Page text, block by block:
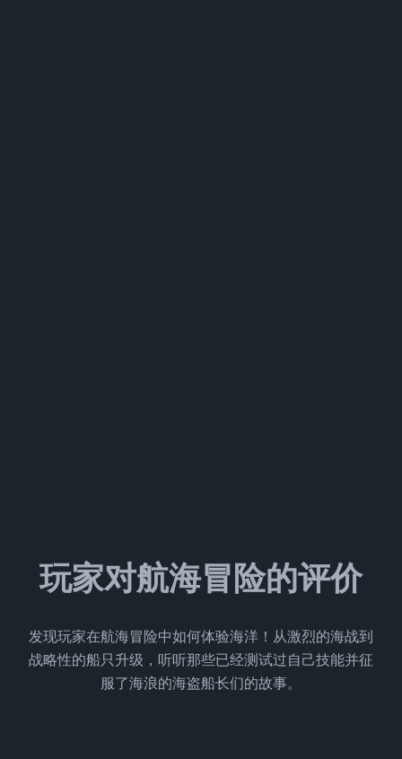
玩家对航海冒险的评价
发现玩家在航海冒险中如何体验海洋！从激烈的海战到
战略性的船只升级，听听那些已经测试过自己技能并征
服了海浪的海盗船长们的故事。